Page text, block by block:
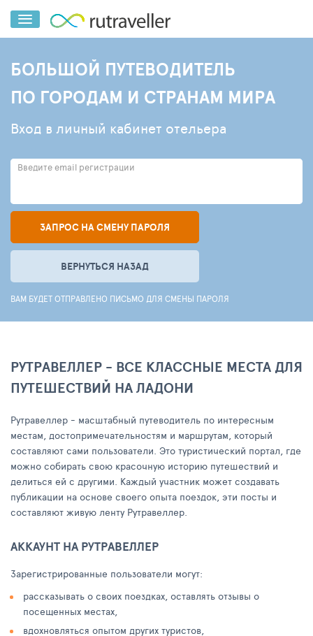
БОЛЬШОЙ ПУТЕВОДИТЕЛЬ
ПО ГОРОДАМ И СТРАНАМ МИРА
Вход в личный кабинет отельера
Введите email регистрации
ЗАПРОС НА СМЕНУ ПАРОЛЯ
ВЕРНУТЬСЯ НАЗАД
ВАМ БУДЕТ ОТПРАВЛЕНО ПИСЬМО ДЛЯ СМЕНЫ ПАРОЛЯ
РУТРАВЕЛЛЕР - ВСЕ КЛАССНЫЕ МЕСТА ДЛЯ
ПУТЕШЕСТВИЙ НА ЛАДОНИ
Рутравеллер - масштабный путеводитель по интересным
местам, достопримечательностям и маршрутам, который
составляют сами пользователи. Это туристический портал, где
можно собирать свою красочную историю путешествий и
делиться ей с другими. Каждый участник может создавать
публикации на основе своего опыта поездок, эти посты и
составляют живую ленту Рутравеллер.
АККАУНТ НА РУТРАВЕЛЛЕР
Зарегистрированные пользователи могут:
рассказывать о своих поездках, оставлять отзывы о
посещенных местах,
вдохновляться опытом других туристов,